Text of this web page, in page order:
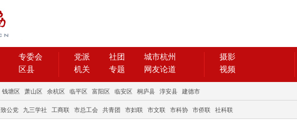
专委会
区县
党派 社团
城市杭州
机关
专题 网友论道
摄影
视频
钱塘区 萧山区 余杭区 临平区 富阳区 临安区 桐庐县 淳安县 建德市
致公党 九三学社 工商联 市总工会 共青团 市妇联 市文联 市科协 市侨联 社科联